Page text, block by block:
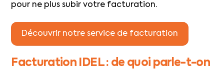
pour ne plus subir votre facturation.
Découvrir notre service de facturation
Facturation IDEL : de quoi parle-t-on